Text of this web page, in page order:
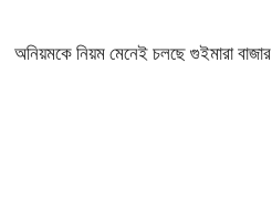
অনিয়মকে নিয়ম মেনেই চলছে গুইমারা বাজার